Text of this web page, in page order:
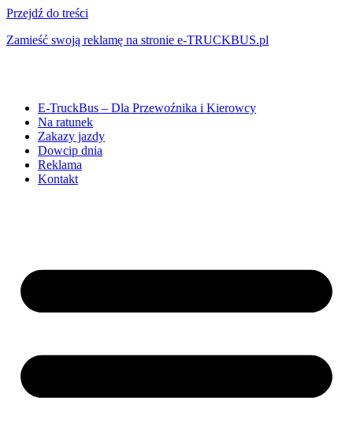
Przejdź do treści
Zamieść swoją reklamę na stronie e-TRUCKBUS.pl
E-TruckBus – Dla Przewoźnika i Kierowcy
Na ratunek
Zakazy jazdy
Dowcip dnia
Reklama
Kontakt